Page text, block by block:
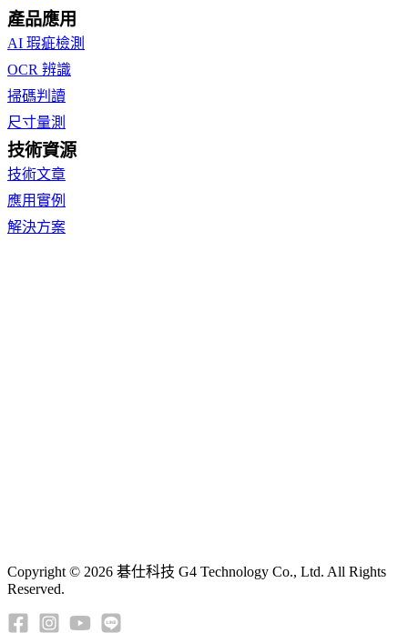
產品應用
AI 瑕疵檢測
OCR 辨識
掃碼判讀
尺寸量測
技術資源
技術文章
應用實例
解決方案
Copyright © 2026 碁仕科技 G4 Technology Co., Ltd. All Rights
Reserved.